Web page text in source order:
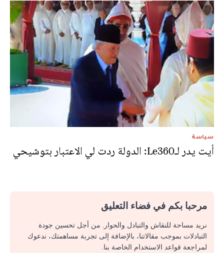
سياسة
أيت يدر لـLe360: الدولة ردت لي الاعتبار بتوشيحي
مرحبا بكم في فضاء التعليق
نريد مساحة للنقاش والتبادل والحوار. من أجل تحسين جودة
التبادلات بموجب مقالاتنا، بالإضافة إلى تجربة مساهمتك، ندعوك
لمراجعة قواعد الاستخدام الخاصة بنا.